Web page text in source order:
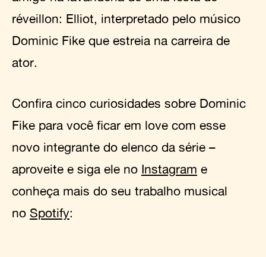
réveillon: Elliot, interpretado pelo músico
Dominic Fike que estreia na carreira de
ator.
Confira cinco curiosidades sobre Dominic
Fike para você ficar em love com esse
novo integrante do elenco da série –
aproveite e siga ele no Instagram e
conheça mais do seu trabalho musical
no Spotify: